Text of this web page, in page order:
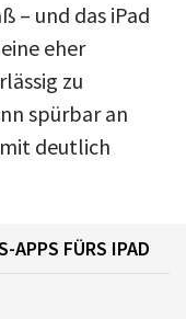
– und das iPad
eher
zu
spürbar an
deutlich
APPS FÜRS IPAD